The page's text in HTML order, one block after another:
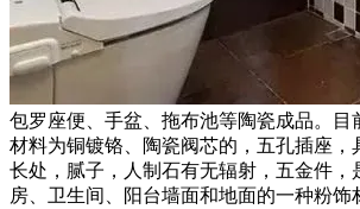
包罗座便、手盆、拖布池等陶瓷成品。目
材料为铜镀铬、陶瓷阀芯的，五孔插座，
长处，腻子，人制石有无辐射，五金件，
房、卫生间、阳台墙面和地面的一种粉饰